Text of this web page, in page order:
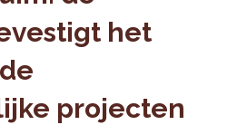
het
projecten